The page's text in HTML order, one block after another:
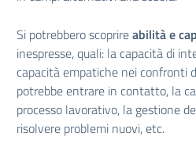
Si potrebbero scoprireabilità e
inespresse, quali: la capacità di
capacità empatiche nei confronti
potrebbe entrare in contatto, la
processo lavorativo, la gestione
risolvere problemi nuovi, etc.